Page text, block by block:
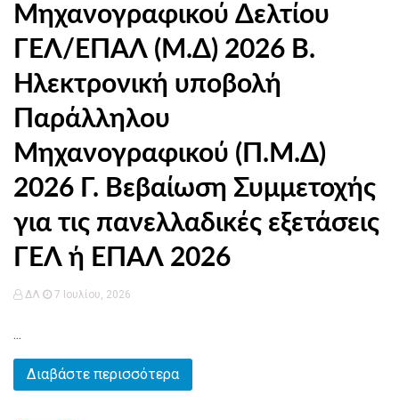
Μηχανογραφικού Δελτίου
ΓΕΛ/ΕΠΑΛ (Μ.Δ) 2026 Β.
Ηλεκτρονική υποβολή
Παράλληλου
Μηχανογραφικού (Π.Μ.Δ)
2026 Γ. Βεβαίωση Συμμετοχής
για τις πανελλαδικές εξετάσεις
ΓΕΛ ή ΕΠΑΛ 2026
ΔΛ 7 Ιουλίου, 2026
...
Διαβάστε περισσότερα